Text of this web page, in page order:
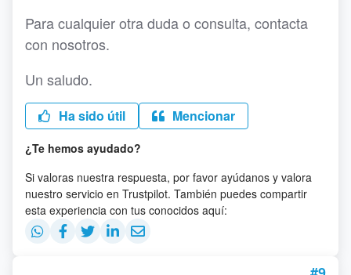
Para cualquier otra duda o consulta, contacta
con nosotros.
Un saludo.
Ha sido útil Mencionar
¿Te hemos ayudado?
Si valoras nuestra respuesta, por favor ayúdanos y valora
nuestro servicio en Trustpilot. También puedes compartir
esta experiencia con tus conocidos aquí: